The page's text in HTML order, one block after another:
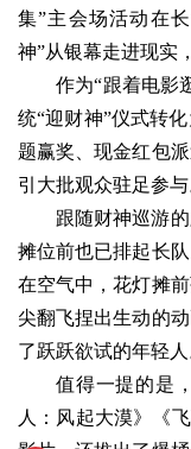
集”主会场活动在
神”从银幕走进现实
作为“跟着电影
统“迎财神”仪式转
题赢奖、现金红包
引大批观众驻足参与
跟随财神巡游
摊位前也已排起长
在空气中，花灯摊
尖翻飞捏出生动的
了跃跃欲试的年轻人
值得一提的是
人：风起大漠》《